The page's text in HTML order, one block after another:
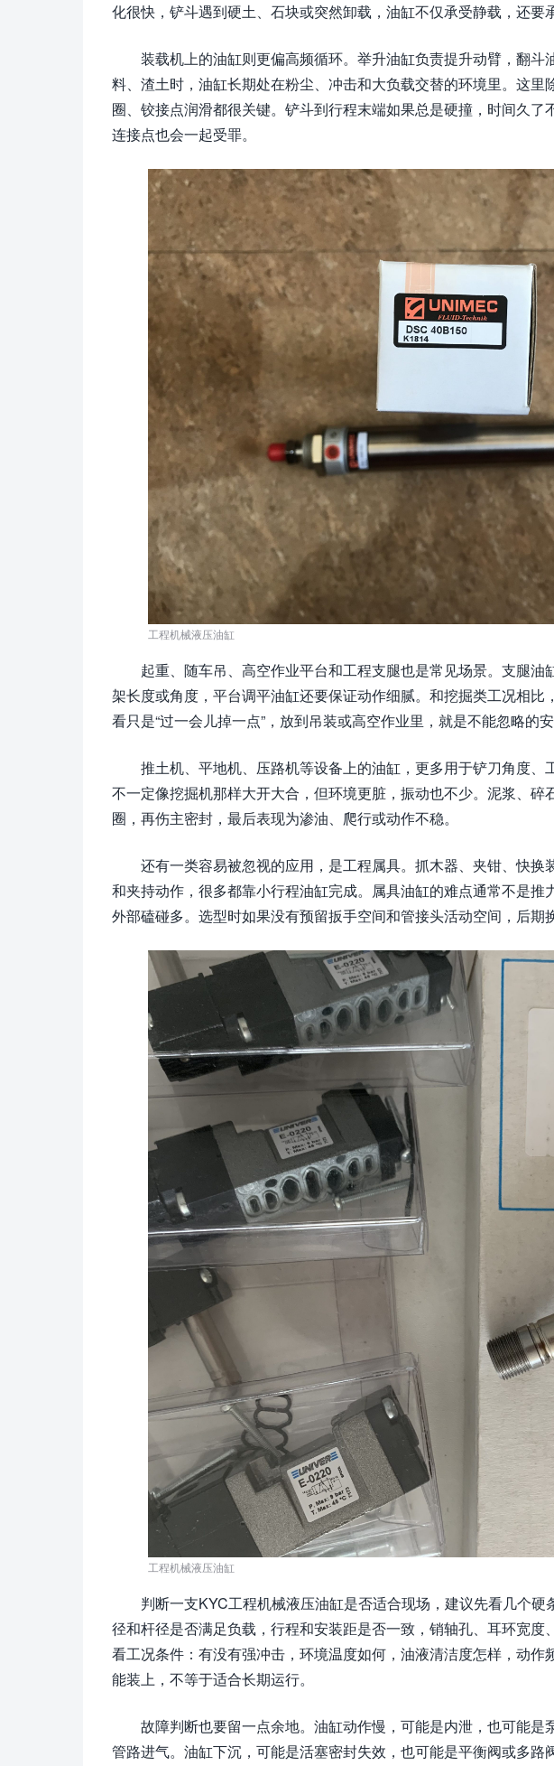
化很快，铲斗遇到硬土、石块或突然卸载，油缸不仅承受静载，还要
装载机上的油缸则更偏高频循环。举升油缸负责提升动臂，翻
料、渣土时，油缸长期处在粉尘、冲击和大负载交替的环境里。这里
圈、铰接点润滑都很关键。铲斗到行程末端如果总是硬撞，时间久
连接点也会一起受罪。
工程机械液压油缸
起重、随车吊、高空作业平台和工程支腿也是常见场景。支腿
架长度或角度，平台调平油缸还要保证动作细腻。和挖掘类工况相
看只是“过一会儿掉一点”，放到吊装或高空作业里，就是不能忽略的安
推土机、平地机、压路机等设备上的油缸，更多用于铲刀角度
不一定像挖掘机那样大开大合，但环境更脏，振动也不少。泥浆、碎
圈，再伤主密封，最后表现为渗油、爬行或动作不稳。
还有一类容易被忽视的应用，是工程属具。抓木器、夹钳、快换
和夹持动作，很多都靠小行程油缸完成。属具油缸的难点通常不是推
外部磕碰多。选型时如果没有预留扳手空间和管接头活动空间，后期
工程机械液压油缸
判断一支KYC工程机械液压油缸是否适合现场，建议先看几个
径和杆径是否满足负载，行程和安装距是否一致，销轴孔、耳环宽
看工况条件：有没有强冲击，环境温度如何，油液清洁度怎样，动作
能装上，不等于适合长期运行。
故障判断也要留一点余地。油缸动作慢，可能是内泄，也可能
管路进气。油缸下沉，可能是活塞密封失效，也可能是平衡阀或多路